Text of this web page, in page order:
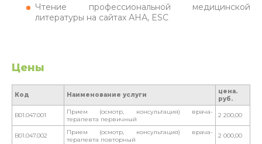
Чтение профессиональной медицинской
литературы на сайтах АНА, ESC
Цены
Код Наименование услуги
цена.
руб.
B01.047.001
Прием (осмотр, консультация) врача-
терапевта первичный
2 200,00
B01.047.002
Прием (осмотр, консультация) врача-
терапевта повторный
2 000,00